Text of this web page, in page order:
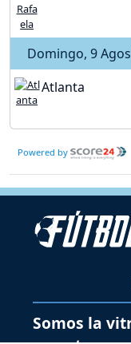
Domingo, 9
Atlanta
Powered by
Somos la